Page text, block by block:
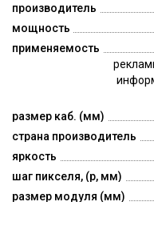
производитель
мощность
применяемость
размер каб. (мм)
страна производитель
яркость
шаг пикселя, (p, мм)
размер модуля (мм)